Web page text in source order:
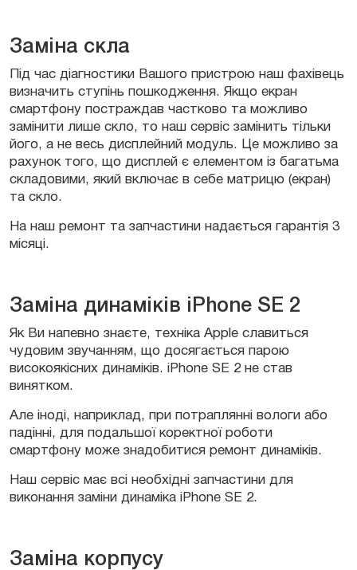
Заміна скла
Під час діагностики Вашого пристрою наш фахівець
визначить ступінь пошкодження. Якщо екран
смартфону постраждав частково та можливо
замінити лише скло, то наш сервіс замінить тільки
його, а не весь дисплейний модуль. Це можливо за
рахунок того, що дисплей є елементом із багатьма
складовими, який включає в себе матрицю (екран)
та скло.
На наш ремонт та запчастини надається гарантія 3
місяці.
Заміна динаміків iPhone SE 2
Як Ви напевно знаєте, техніка Apple славиться
чудовим звучанням, що досягається парою
високоякісних динаміків. iPhone SE 2 не став
винятком.
Але іноді, наприклад, при потраплянні вологи або
падінні, для подальшої коректної роботи
смартфону може знадобитися ремонт динаміків.
Наш сервіс має всі необхідні запчастини для
виконання заміни динаміка iPhone SE 2.
Заміна корпусу